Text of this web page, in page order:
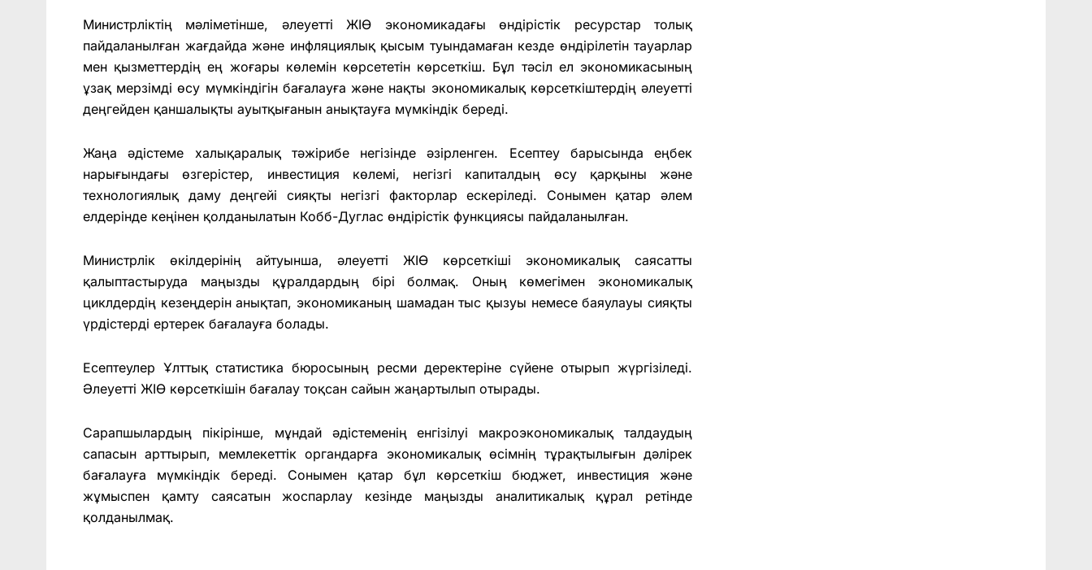
Министрліктің мәліметінше, әлеуетті ЖІӨ экономикадағы өндірістік ресурстар толық
пайдаланылған жағдайда және инфляциялық қысым туындамаған кезде өндірілетін тауарлар
мен қызметтердің ең жоғары көлемін көрсететін көрсеткіш. Бұл тәсіл ел экономикасының
ұзақ мерзімді өсу мүмкіндігін бағалауға және нақты экономикалық көрсеткіштердің әлеуетті
деңгейден қаншалықты ауытқығанын анықтауға мүмкіндік береді.
Жаңа әдістеме халықаралық тәжірибе негізінде әзірленген. Есептеу барысында еңбек
нарығындағы өзгерістер, инвестиция көлемі, негізгі капиталдың өсу қарқыны және
технологиялық даму деңгейі сияқты негізгі факторлар ескеріледі. Сонымен қатар әлем
елдерінде кеңінен қолданылатын Кобб-Дуглас өндірістік функциясы пайдаланылған.
Министрлік өкілдерінің айтуынша, әлеуетті ЖІӨ көрсеткіші экономикалық саясатты
қалыптастыруда маңызды құралдардың бірі болмақ. Оның көмегімен экономикалық
циклдердің кезеңдерін анықтап, экономиканың шамадан тыс қызуы немесе баяулауы сияқты
үрдістерді ертерек бағалауға болады.
Есептеулер Ұлттық статистика бюросының ресми деректеріне сүйене отырып жүргізіледі.
Әлеуетті ЖІӨ көрсеткішін бағалау тоқсан сайын жаңартылып отырады.
Сарапшылардың пікірінше, мұндай әдістеменің енгізілуі макроэкономикалық талдаудың
сапасын арттырып, мемлекеттік органдарға экономикалық өсімнің тұрақтылығын дәлірек
бағалауға мүмкіндік береді. Сонымен қатар бұл көрсеткіш бюджет, инвестиция және
жұмыспен қамту саясатын жоспарлау кезінде маңызды аналитикалық құрал ретінде
қолданылмақ.